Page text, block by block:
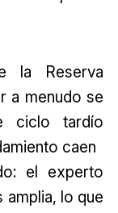
la Reserva
a menudo se
ciclo tardío
caen
el experto
amplia, lo que